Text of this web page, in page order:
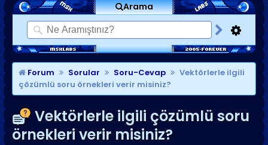
SORU-CEVAP
GÜNLÜKLER
SON MESAJLAR
KISAYOLLAR
Arama
Forum Sorular Soru-Cevap
Vektörlerle ilgili
çözümlü soru örnekleri verir misiniz?
Vektörlerle ilgili çözümlü soru
örnekleri verir misiniz?